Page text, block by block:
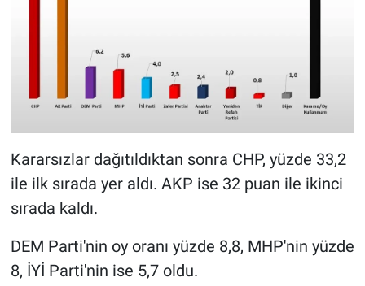
Kararsızlar dağıtıldıktan sonra CHP, yüzde 33,2
ile ilk sırada yer aldı. AKP ise 32 puan ile ikinci
sırada kaldı.
DEM Parti'nin oy oranı yüzde 8,8, MHP'nin yüzde
8, İYİ Parti'nin ise 5,7 oldu.